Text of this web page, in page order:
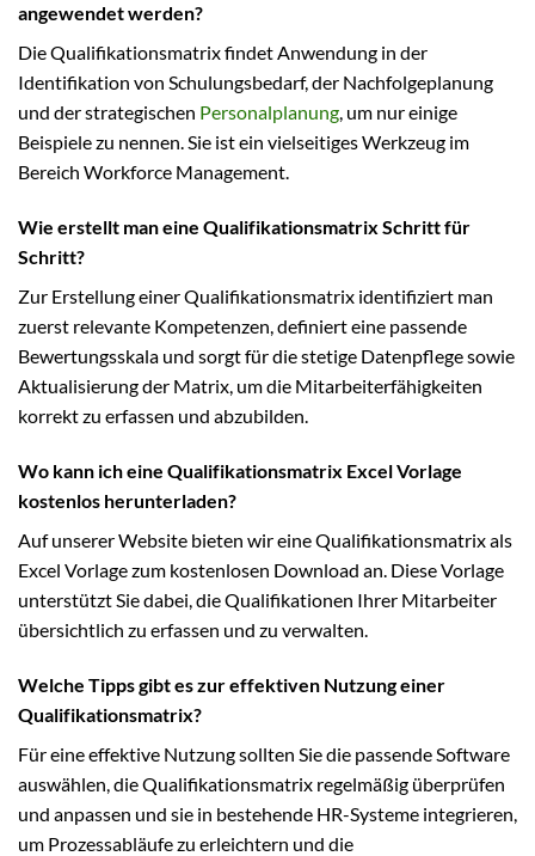
angewendet werden?
Die Qualifikationsmatrix findet Anwendung in der
Identifikation von Schulungsbedarf, der Nachfolgeplanung
und der strategischen Personalplanung, um nur einige
Beispiele zu nennen. Sie ist ein vielseitiges Werkzeug im
Bereich Workforce Management.
Wie erstellt man eine Qualifikationsmatrix Schritt für
Schritt?
Zur Erstellung einer Qualifikationsmatrix identifiziert man
zuerst relevante Kompetenzen, definiert eine passende
Bewertungsskala und sorgt für die stetige Datenpflege sowie
Aktualisierung der Matrix, um die Mitarbeiterfähigkeiten
korrekt zu erfassen und abzubilden.
Wo kann ich eine Qualifikationsmatrix Excel Vorlage
kostenlos herunterladen?
Auf unserer Website bieten wir eine Qualifikationsmatrix als
Excel Vorlage zum kostenlosen Download an. Diese Vorlage
unterstützt Sie dabei, die Qualifikationen Ihrer Mitarbeiter
übersichtlich zu erfassen und zu verwalten.
Welche Tipps gibt es zur effektiven Nutzung einer
Qualifikationsmatrix?
Für eine effektive Nutzung sollten Sie die passende Software
auswählen, die Qualifikationsmatrix regelmäßig überprüfen
und anpassen und sie in bestehende HR-Systeme integrieren,
um Prozessabläufe zu erleichtern und die